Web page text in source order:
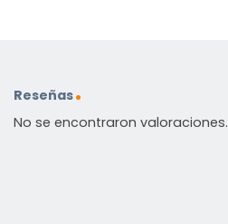
Reseñas
No se encontraron valoraciones.